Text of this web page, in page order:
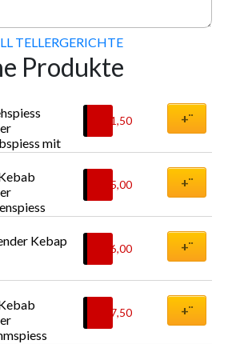
TELLERGERICHTE
Produkte
mit
11,50 +¨
15,00 +¨
Kebap
16,00 +¨
17,50 +¨